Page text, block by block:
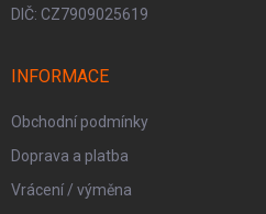
DIČ: CZ7909025619
INFORMACE
Obchodní podmínky
Doprava a platba
Vrácení / výměna